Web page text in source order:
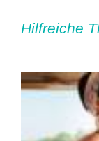
Hilfreiche